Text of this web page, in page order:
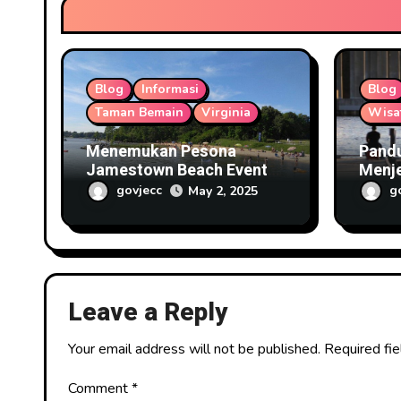
i
o
n
Blog
Informasi
Taman Bemain
Virginia
Menemukan Pesona
Jamestown Beach Event
Park untuk Akhir Pekan
govjecc May 2, 2025
Blog
Leave a Reply
Your email address will not be published. Required
Comment*